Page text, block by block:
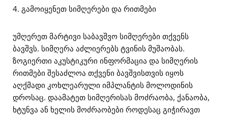
4. გამოიყენეთ სიმღერები და რითმები
უმღერეთ მარტივი საბავშვო სიმღერები თქვენს
ბავშვს. სიმღერა აძლიერებს ტვინის მუშაობას.
ზოგიერთი აკუსტიკური ინფორმაცია და სიმღერის
რითმები შესაძლოა თქვენი ბავშვისთვის იყოს
აღქმადი კოხლეარული იმპლანტის მოლოდინის
დროსაც. დაამატეთ სიმღერისას მოძრაობა, ქანაობა,
ხტუნვა ან ხელის მოძრაობები როდესაც გიჭირავთ